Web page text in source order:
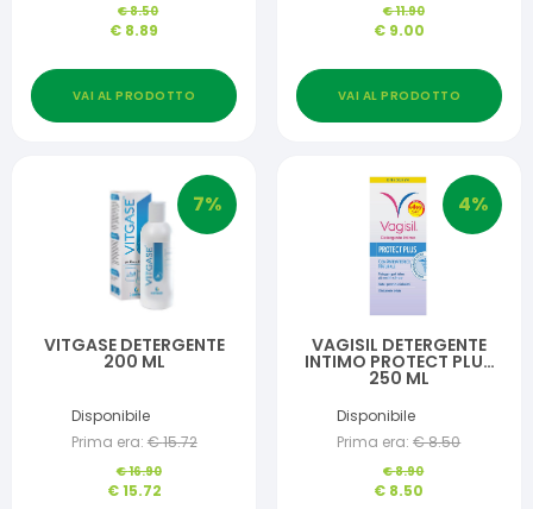
€8.50
€ 8.89
VAI AL PRODOTTO
€11.90
€ 9.00
VAI AL PRODOTTO
7%
VITGASE DETERGENTE
200 ML
Disponibile
Prima era: €15.72
€16.90
€15.72
4%
VAGISIL DETERGENTE
INTIMO PROTECT PLUS
250 ML
Disponibile
Prima era: €8.50
€8.90
€ 8.50